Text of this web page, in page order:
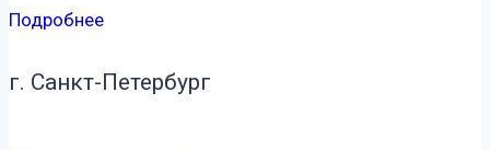
Подробнее
г. Санкт-Петербург